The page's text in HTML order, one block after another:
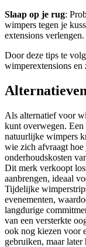
Slaap op je rug:
wimpers tegen je
extensions verlengen.
Door deze tips te
wimperextensions
Als alternatief voor
kunt overwegen. Een
natuurlijke wimpers
wie zich afvraagt
onderhoudskosten
Dit merk verkoopt
aanbrengen, ideaal
Tijdelijke
evenementen,
langdurige
van een versterkte
ook nog kiezen voor
gebruiken, maar